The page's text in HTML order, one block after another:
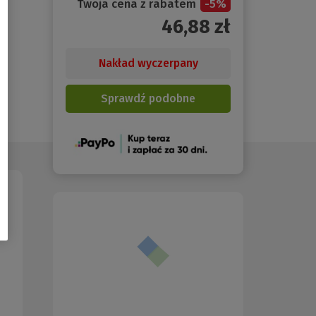
Twoja cena z rabatem -5%
46,88 zł
Nakład wyczerpany
Sprawdź podobne
(Nowe